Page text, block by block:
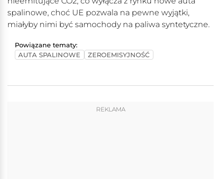
spalinowe, choć UE pozwala na pewne wyjątki,
miałyby nimi być samochody na paliwa syntetyczne.
Powiązane tematy:
AUTA SPALINOWE
ZEROEMISYJNOŚĆ
REKLAMA